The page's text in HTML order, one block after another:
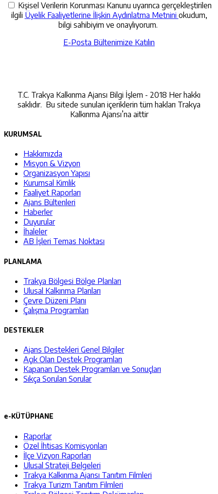
Kişisel Verilerin Korunması Kanunu uyarınca gerçekleştirilen
ilgili Üyelik Faaliyetlerine İlişkin Aydınlatma Metnini okudum,
bilgi sahibiyim ve onaylıyorum.
E-Posta Bültenimize Katılın
T.C. Trakya Kalkınma Ajansı Bilgi İşlem - 2018 Her hakkı
saklıdır. Bu sitede sunulan içeriklerin tüm hakları Trakya
Kalkınma Ajansı’na aittir
KURUMSAL
Hakkımızda
Misyon & Vizyon
Organizasyon Yapısı
Kurumsal Kimlik
Faaliyet Raporları
Ajans Bültenleri
Haberler
Duyurular
İhaleler
AB İşleri Temas Noktası
PLANLAMA
Trakya Bölgesi Bölge Planları
Ulusal Kalkınma Planları
Çevre Düzeni Planı
Çalışma Programları
DESTEKLER
Ajans Destekleri Genel Bilgiler
Açık Olan Destek Programları
Kapanan Destek Programları ve Sonuçları
Sıkça Sorulan Sorular
e-KÜTÜPHANE
Raporlar
Özel İhtisas Komisyonları
İlçe Vizyon Raporları
Ulusal Strateji Belgeleri
Trakya Kalkınma Ajansı Tanıtım Filmleri
Trakya Turizm Tanıtım Filmleri